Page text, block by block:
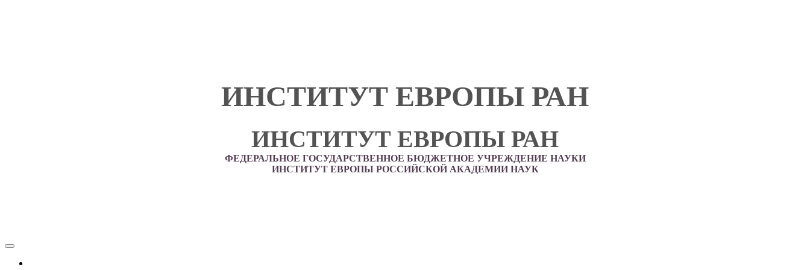
ИНСТИТУТ ЕВРОПЫ РАН
ИНСТИТУТ ЕВРОПЫ РАН
ФЕДЕРАЛЬНОЕ ГОСУДАРСТВЕННОЕ БЮДЖЕТНОЕ УЧРЕЖДЕНИЕ НАУКИ
ИНСТИТУТ ЕВРОПЫ РОССИЙСКОЙ АКАДЕМИИ НАУК